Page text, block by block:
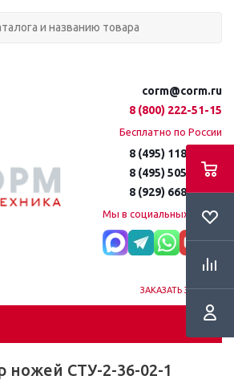
corm@corm.ru
8 (800) 222-51-15
Бесплатно по России
8 (495) 118-61-16
8 (495) 505-51-15
8 (929) 668-95-35
Мы в социальных сетях:
ЗАКАЗАТЬ ЗВОНОК
ножей СТУ-2-36-02-1